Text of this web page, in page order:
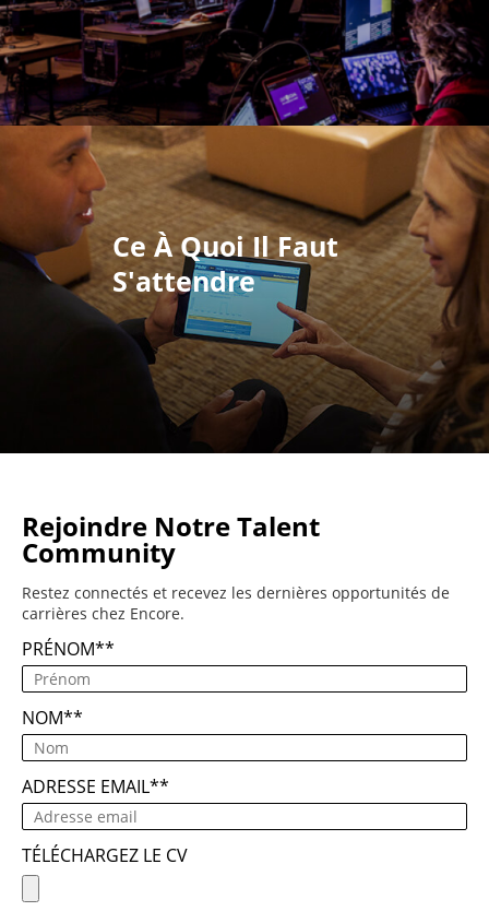
Ce À Quoi Il Faut
S'attendre
Rejoindre Notre Talent
Community
Restez connectés et recevez les dernières opportunités de
carrières chez Encore.
PRÉNOM*
NOM*
ADRESSE EMAIL*
TÉLÉCHARGEZ LE CV